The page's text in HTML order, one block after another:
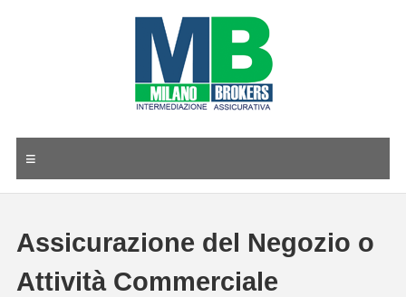
≡
Assicurazione del Negozio o
Attività Commerciale